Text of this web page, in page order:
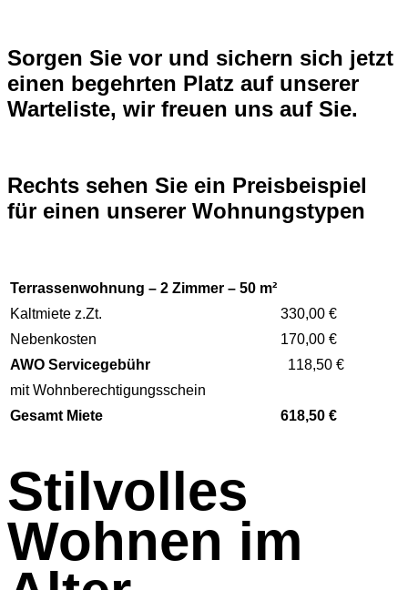
Sorgen Sie vor und sichern sich jetzt
einen begehrten Platz auf unserer
Warteliste, wir freuen uns auf Sie.
Rechts sehen Sie ein Preisbeispiel
für einen unserer Wohnungstypen
Terrassenwohnung – 2 Zimmer – 50 m²
Kaltmiete z.Zt.
330,00 €
Nebenkosten
170,00 €
AWO Servicegebühr
118,50 €
mit Wohnberechtigungsschein
Gesamt Miete
618,50 €
Stilvolles
Wohnen im